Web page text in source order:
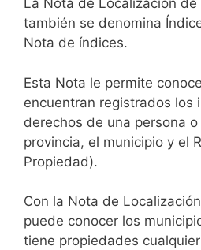
La Nota de Localización
también se denomina
Nota de índices.
Esta Nota le permite
encuentran registrados los
derechos de una persona
provincia, el municipio y el
Propiedad).
Con la Nota de
puede conocer los
tiene propiedades